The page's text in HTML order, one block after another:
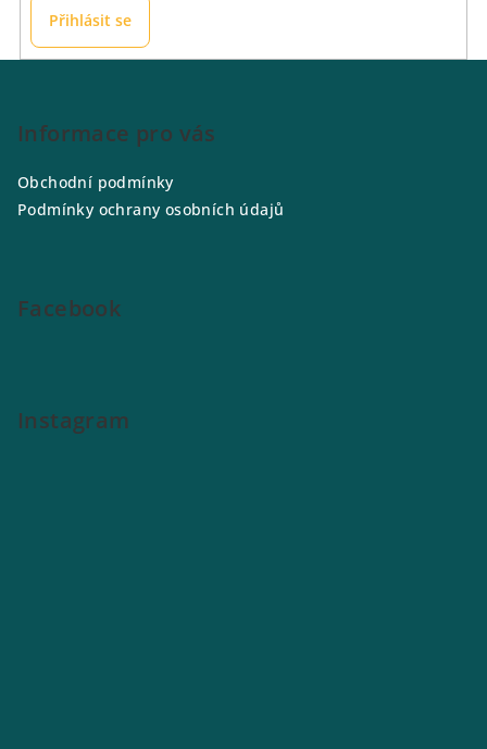
Přihlásit se
Informace pro vás
Obchodní podmínky
Podmínky ochrany osobních údajů
Facebook
Instagram